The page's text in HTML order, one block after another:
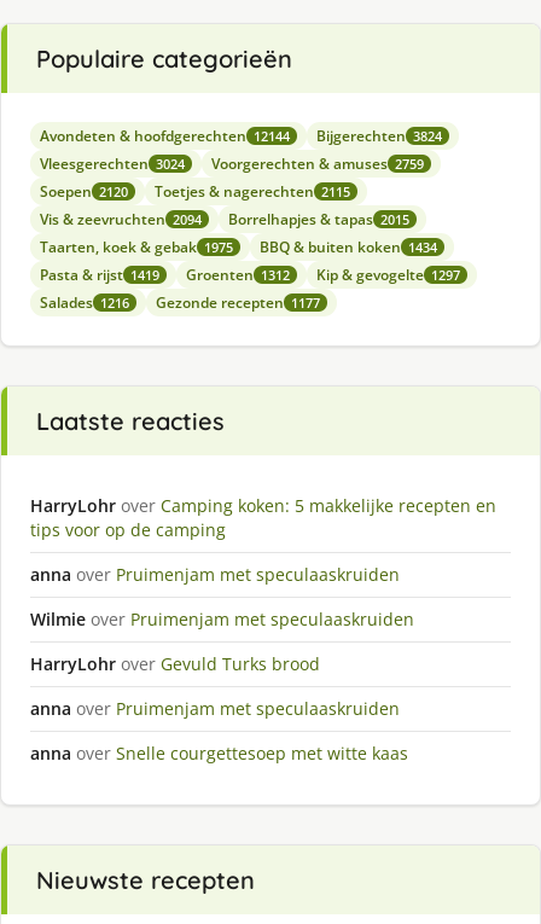
Populaire categorieën
Avondeten & hoofdgerechten 12144 Bijgerechten 3824
Vleesgerechten 3024 Voorgerechten & amuses 2759
Soepen 2120 Toetjes & nagerechten 2115
Vis & zeevruchten 2094 Borrelhapjes & tapas 2015
Taarten, koek & gebak 1975 BBQ & buiten koken 1434
Pasta & rijst 1419 Groenten 1312 Kip & gevogelte 1297
Salades 1216 Gezonde recepten 1177
Laatste reacties
HarryLohr over Camping koken: 5 makkelijke recepten en
tips voor op de camping
anna over Pruimenjam met speculaaskruiden
Wilmie over Pruimenjam met speculaaskruiden
HarryLohr over Gevuld Turks brood
anna over Pruimenjam met speculaaskruiden
anna over Snelle courgettesoep met witte kaas
Nieuwste recepten